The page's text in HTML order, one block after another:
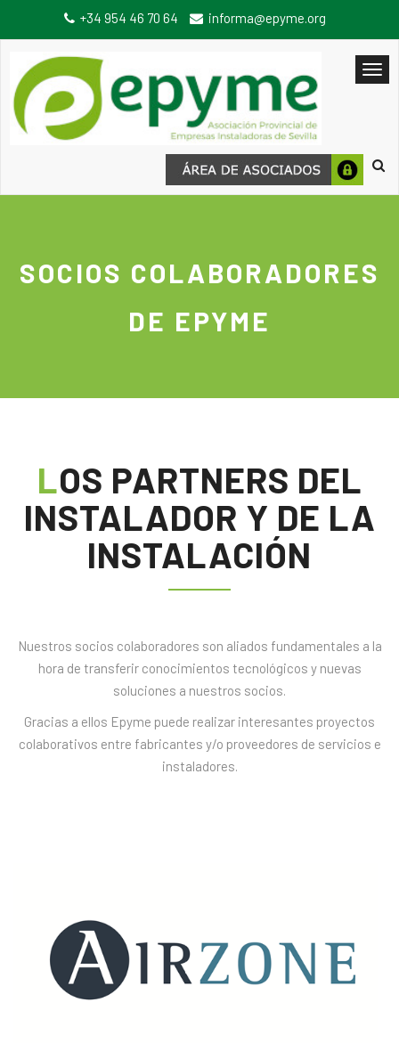
+34 954 46 70 64 informa@epyme.org
SOCIOS COLABORADORES
DE EPYME
LOS PARTNERS DEL
INSTALADOR Y DE LA
INSTALACIÓN
Nuestros socios colaboradores son aliados fundamentales a la
hora de transferir conocimientos tecnológicos y nuevas
soluciones a nuestros socios.
Gracias a ellos Epyme puede realizar interesantes proyectos
colaborativos entre fabricantes y/o proveedores de servicios e
instaladores.